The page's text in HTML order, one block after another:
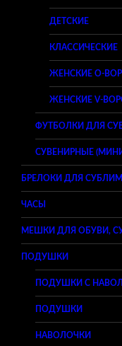
ДЕТСКИЕ
КЛАССИЧЕСКИЕ
ЖЕНСКИЕ O-
ЖЕНСКИЕ V-
ФУТБОЛКИ ДЛЯ
СУВЕНИРНЫЕ
БРЕЛОКИ ДЛЯ
ЧАСЫ
МЕШКИ ДЛЯ ОБУВИ,
ПОДУШКИ
ПОДУШКИ С
ПОДУШКИ
НАВОЛОЧКИ